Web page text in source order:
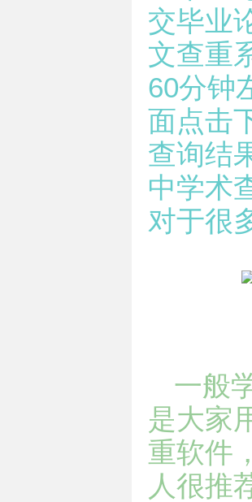
交毕业
文查重
60分钟
面点击
查询结
中学术
对于很
一般
是大家
重软件
人很推